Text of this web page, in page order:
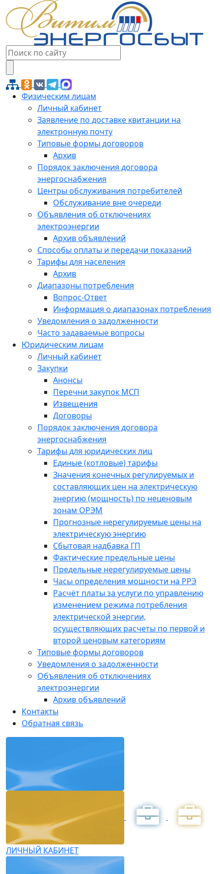
Физическим лицам
Личный кабинет
Заявление по доставке квитанции на
электронную почту
Типовые формы договоров
Архив
Порядок заключения договора
энергоснабжения
Центры обслуживания потребителей
Обслуживание вне очереди
Объявления об отключениях
электроэнергии
Архив объявлений
Способы оплаты и передачи показаний
Тарифы для населения
Архив
Диапазоны потребления
Вопрос-Ответ
Информация о диапазонах потребления
Уведомления о задолженности
Часто задаваемые вопросы
Юридическим лицам
Личный кабинет
Закупки
Анонсы
Перечни закупок МСП
Извещения
Договоры
Порядок заключения договора
энергоснабжения
Тарифы для юридических лиц
Единые (котловые) тарифы
Значения конечных регулируемых и
составляющих цен на электрическую
энергию (мощность) по неценовым
зонам ОРЭМ
Прогнозные нерегулируемые цены на
электрическую энергию
Сбытовая надбавка ГП
Фактические предельные цены
Предельные нерегулируемые цены
Часы определения мощности на РРЭ
Расчёт платы за услуги по управлению
изменением режима потребления
электрической энергии,
осуществляющих расчеты по первой и
второй ценовым категориям
Типовые формы договоров
Уведомления о задолженности
Объявления об отключениях
электроэнергии
Архив объявлений
Контакты
Обратная связь
ЛИЧНЫЙ КАБИНЕТ